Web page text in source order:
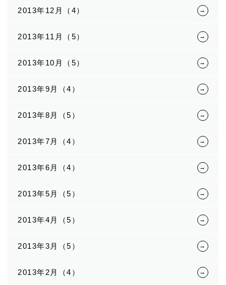
2013年12月（4）
2013年11月（5）
2013年10月（5）
2013年9月（4）
2013年8月（5）
2013年7月（4）
2013年6月（4）
2013年5月（5）
2013年4月（5）
2013年3月（5）
2013年2月（4）